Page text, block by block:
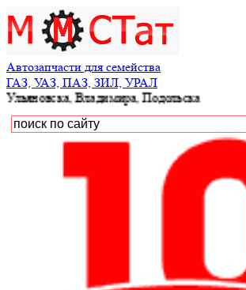
Автозапчасти для семейства
ГАЗ, УАЗ, ПАЗ, ЗИЛ, УРАЛ
Владимира, Подольска